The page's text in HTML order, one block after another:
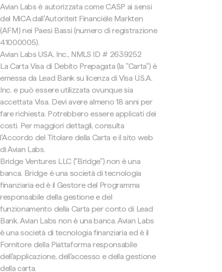
Avian Labs è autorizzata come CASP ai sensi
del MiCA dall'Autoriteit Financiële Markten
(AFM) nei Paesi Bassi (numero di registrazione
41000005).
Avian Labs USA, Inc., NMLS ID # 2639252
La Carta Visa di Debito Prepagata (la "Carta") è
emessa da Lead Bank su licenza di Visa U.S.A.
Inc. e può essere utilizzata ovunque sia
accettata Visa. Devi avere almeno 18 anni per
fare richiesta. Potrebbero essere applicati dei
costi. Per maggiori dettagli, consulta
l'Accordo del Titolare della Carta e il sito web
di Avian Labs.
Bridge Ventures LLC ("Bridge") non è una
banca. Bridge è una società di tecnologia
finanziaria ed è il Gestore del Programma
responsabile della gestione e del
funzionamento della Carta per conto di Lead
Bank. Avian Labs non è una banca. Avian Labs
è una società di tecnologia finanziaria ed è il
Fornitore della Piattaforma responsabile
dell'applicazione, dell'accesso e della gestione
della carta.